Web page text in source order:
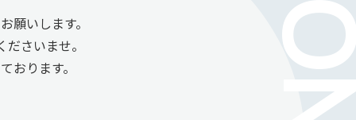
願いします。
さいませ。
おります。